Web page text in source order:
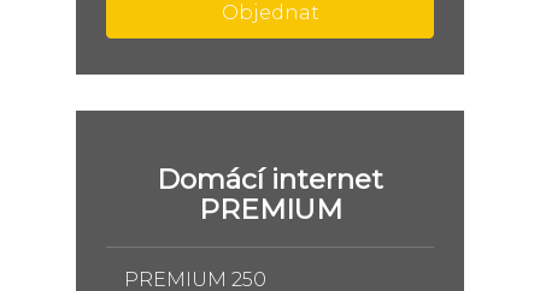
Objednat
Domácí internet
PREMIUM
PREMIUM 250